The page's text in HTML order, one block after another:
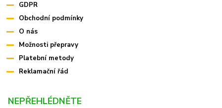
GDPR
Obchodní podmínky
O nás
Možnosti přepravy
Platební metody
Reklamační řád
NEPŘEHLÉDNĚTE